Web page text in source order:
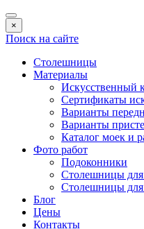
×
Поиск на сайте
Столешницы
Материалы
Искусственный
Сертификаты
Варианты
Варианты
Каталог моек и
Фото работ
Подоконники
Столешницы
Столешницы
Блог
Цены
Контакты